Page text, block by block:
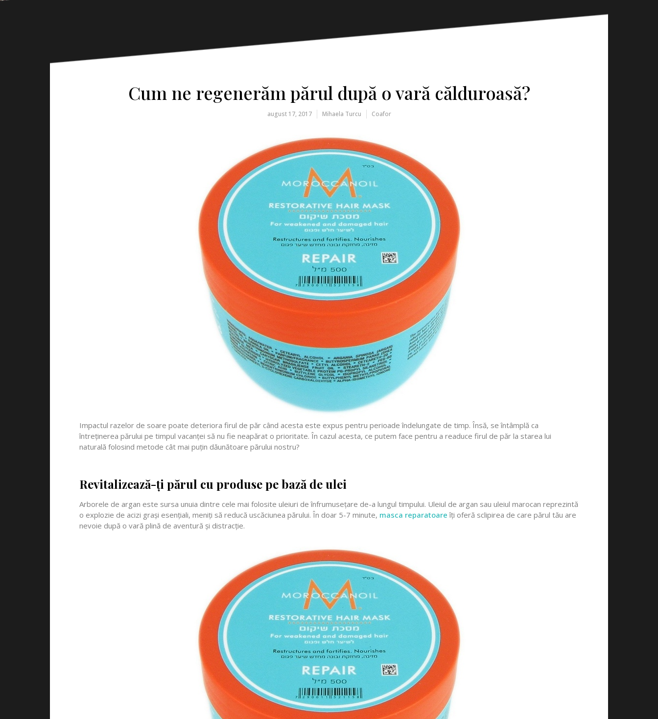
Cum ne regenerăm părul după o vară călduroasă?
august 17, 2017 Mihaela Turcu Coafor
Impactul razelor de soare poate deteriora firul de păr când acesta este expus pentru perioade îndelungate de timp. Însă, se întâmplă ca
întreținerea părului pe timpul vacanței să nu fie neapărat o prioritate. În cazul acesta, ce putem face pentru a readuce firul de păr la starea lui
naturală folosind metode cât mai puțin dăunătoare părului nostru?
Revitalizează-ți părul cu produse pe bază de ulei
Arborele de argan este sursa unuia dintre cele mai folosite uleiuri de înfrumusețare de-a lungul timpului. Uleiul de argan sau uleiul marocan reprezintă
o explozie de acizi grași esențiali, meniți să reducă uscăciunea părului. În doar 5-7 minute, masca reparatoare îți oferă sclipirea de care părul tău are
nevoie după o vară plină de aventură și distracție.